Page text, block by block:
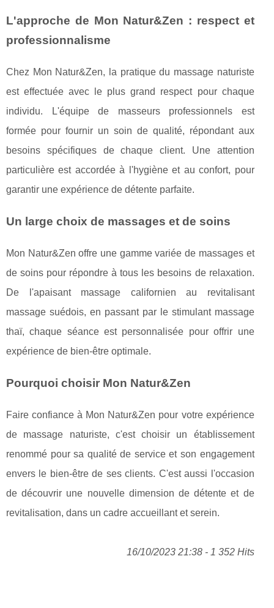
L'approche de Mon Natur&Zen : respect et
professionnalisme
Chez Mon Natur&Zen, la pratique du massage naturiste
est effectuée avec le plus grand respect pour chaque
individu. L'équipe de masseurs professionnels est
formée pour fournir un soin de qualité, répondant aux
besoins spécifiques de chaque client. Une attention
particulière est accordée à l'hygiène et au confort, pour
garantir une expérience de détente parfaite.
Un large choix de massages et de soins
Mon Natur&Zen offre une gamme variée de massages et
de soins pour répondre à tous les besoins de relaxation.
De l'apaisant massage californien au revitalisant
massage suédois, en passant par le stimulant massage
thaï, chaque séance est personnalisée pour offrir une
expérience de bien-être optimale.
Pourquoi choisir Mon Natur&Zen
Faire confiance à Mon Natur&Zen pour votre expérience
de massage naturiste, c'est choisir un établissement
renommé pour sa qualité de service et son engagement
envers le bien-être de ses clients. C'est aussi l'occasion
de découvrir une nouvelle dimension de détente et de
revitalisation, dans un cadre accueillant et serein.
16/10/2023 21:38 - 1 352 Hits